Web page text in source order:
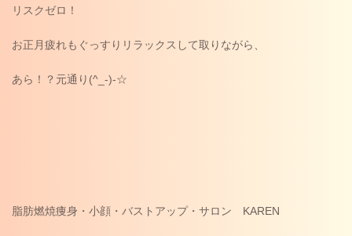
リスクゼロ！
お正月疲れもぐっすりリラックスして取りながら、
あら！？元通り(^_-)-☆
脂肪燃焼痩身・小顔・バストアップ・サロン KAREN